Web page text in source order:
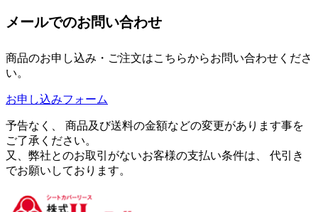
メールでのお問い合わせ
商品のお申し込み・ご注文はこちらからお問い合わせくださ
い。
お申し込みフォーム
予告なく、 商品及び送料の金額などの変更があります事を
ご了承ください。
又、弊社とのお取引がないお客様の支払い条件は、 代引き
でお願いしております。